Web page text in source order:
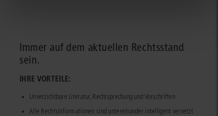
Immer auf dem aktuellen Rechtsstand
sein.
IHRE VORTEILE:
Unverzichtbare Literatur, Rechtsprechung und Vorschriften
Alle Rechtsinformationen sind untereinander intelligent vernetzt